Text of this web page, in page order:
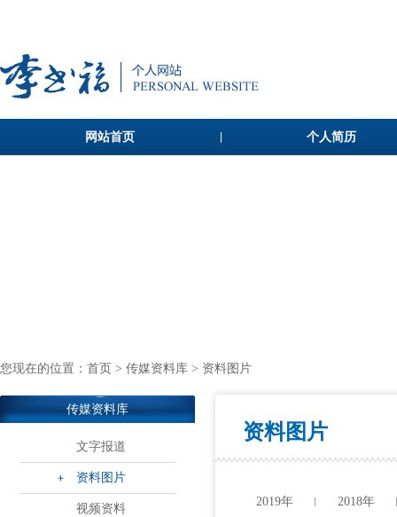
网站首页 个人简历
您现在的位置： 首页 > 传媒资料库 > 资料图片
传媒资料库
文字报道
资料图片
视频资料
资料图片
2019年
2018年